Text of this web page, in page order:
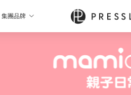
集團品牌